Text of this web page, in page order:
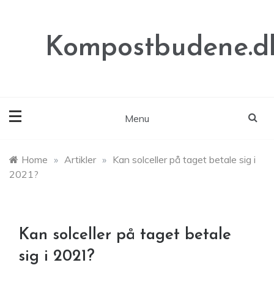
Menu
Home » Artikler » Kan solceller på taget betale sig i
2021?
Kan solceller på taget betale
sig i 2021?